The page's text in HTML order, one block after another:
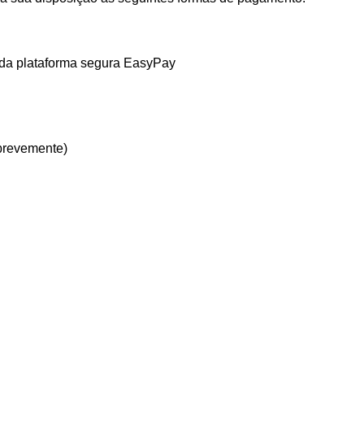
plataforma segura EasyPay